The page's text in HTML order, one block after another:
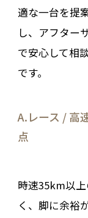
適な一台を提
し、アフター
で安心して相
です。
A.レース / 高
点
時速35km以
く、脚に余裕